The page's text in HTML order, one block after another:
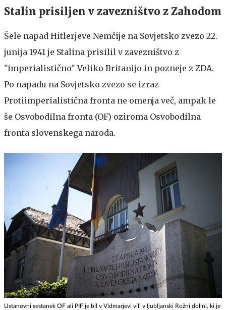
Stalin prisiljen v zavezništvo z Zahodom
Šele napad Hitlerjeve Nemčije na Sovjetsko zvezo 22.
junija 1941 je Stalina prisilil v zavezništvo z
"imperialistično" Veliko Britanijo in pozneje z ZDA.
Po napadu na Sovjetsko zvezo se izraz
Protiimperialistična fronta ne omenja več, ampak le
še Osvobodilna fronta (OF) oziroma Osvobodilna
fronta slovenskega naroda.
Ustanovni sestanek OF ali PIF je bil v Vidmarjevi vili v ljubljanski Rožni dolini, ki je